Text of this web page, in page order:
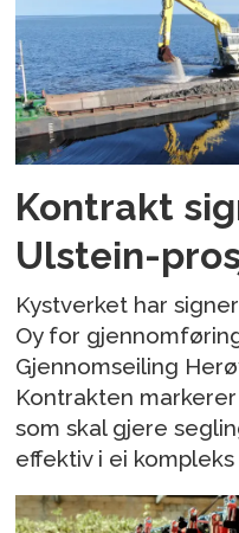
Kontrakt
Ulstein-
Kystverket har
Oy for
Gjennomseiling
Kontrakten
som skal gjere
effektiv i ei